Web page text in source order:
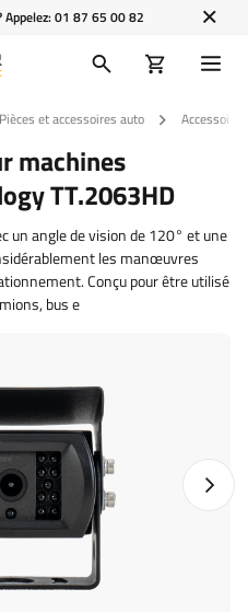
01 87 65 00 82
Pièces et accessoires auto
machines
TT.2063HD
un angle de vision de 120° et une
les manœuvres
Conçu pour être utilisé
bus e
Photo